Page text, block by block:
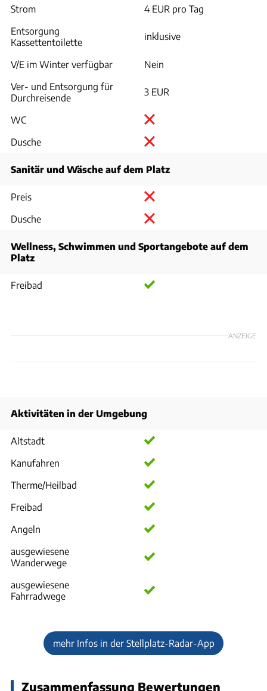
Strom
4 EUR pro Tag
Entsorgung
Kassettentoilette
inklusive
V/E im Winter verfügbar
Nein
Ver- und Entsorgung für
Durchreisende
3 EUR
WC
Dusche
Sanitär und Wäsche auf dem Platz
Preis
Dusche
Wellness, Schwimmen und Sportangebote auf dem
Platz
Freibad
ANZEIGE
Aktivitäten in der Umgebung
Altstadt
Kanufahren
Therme/Heilbad
Freibad
Angeln
ausgewiesene
Wanderwege
ausgewiesene
Fahrradwege
mehr Infos in der Stellplatz-Radar-App
Zusammenfassung Bewertungen